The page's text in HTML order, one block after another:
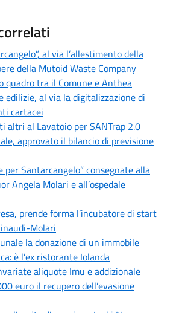
al via l’allestimento della
della Mutoid Waste Company
quadro tra il Comune e Anthea
edilizie, al via la digitalizzazione di
cartacei
altri al Lavatoio per SANTrap 2.0
approvato il bilancio di previsione
per Santarcangelo” consegnate alla
Angela Molari e all’ospedale
prende forma l’incubatore di start
Molari
la donazione di un immobile
è l’ex ristorante Iolanda
aliquote Imu e addizionale
euro il recupero dell’evasione